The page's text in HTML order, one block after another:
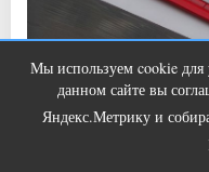
Мы используем cookie для
данном сайте вы
Яндекс.Метрику и